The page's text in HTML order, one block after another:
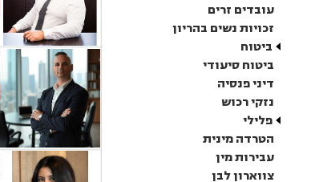
עובדים זרים
זכויות נשים בהריון
ביטוח
ביטוח סיעודי
דיני פנסיה
נזקי רכוש
פלילי
הטרדה מינית
עבירות מין
צווארון לבן